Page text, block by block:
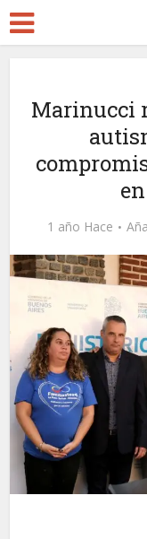
Marinucci
1 año Hace